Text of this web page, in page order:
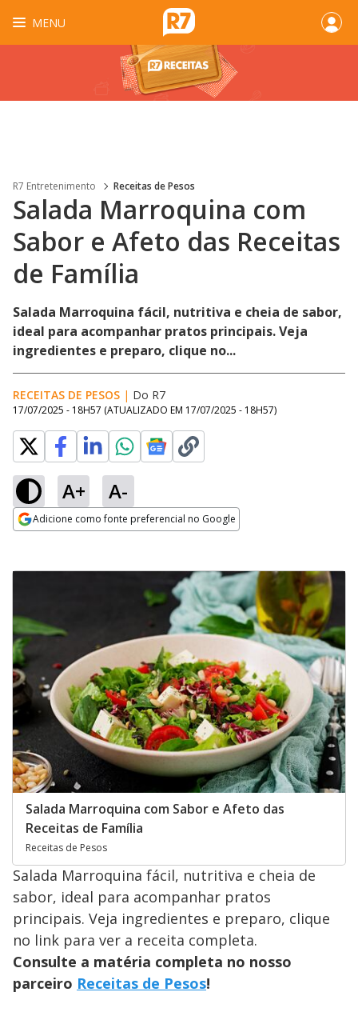
MENU
R7 Entretenimento Receitas de Pesos
Salada Marroquina com
Sabor e Afeto das Receitas
de Família
Salada Marroquina fácil, nutritiva e cheia de sabor,
ideal para acompanhar pratos principais. Veja
ingredientes e preparo, clique no...
RECEITAS DE PESOS | Do R7
17/07/2025 - 18H57 (ATUALIZADO EM 17/07/2025 - 18H57)
A+ A-
Adicione como fonte preferencial no Google
Salada Marroquina com Sabor e Afeto das
Receitas de Família
Receitas de Pesos
Salada Marroquina fácil, nutritiva e cheia de
sabor, ideal para acompanhar pratos
principais. Veja ingredientes e preparo, clique
no link para ver a receita completa.
Consulte a matéria completa no nosso
parceiro Receitas de Pesos!